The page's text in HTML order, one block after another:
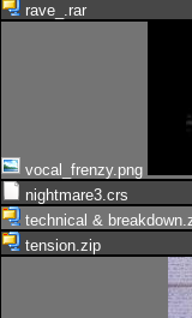
rave_.rar
vocal_frenzy.png
nightmare3.crs
technical &
tension.zip